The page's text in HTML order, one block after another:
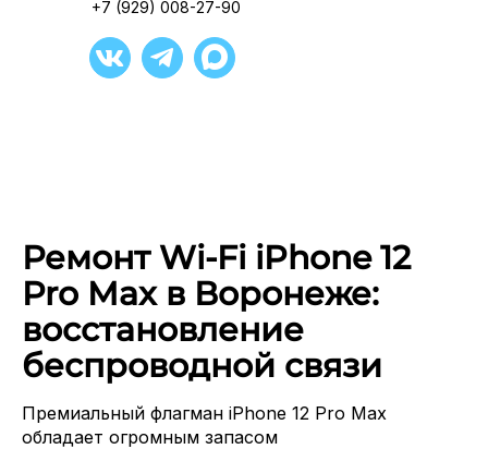
+7 (929) 008-27-90
Ремонт Wi-Fi iPhone 12
Pro Max в Воронеже:
восстановление
беспроводной связи
Премиальный флагман iPhone 12 Pro Max
обладает огромным запасом